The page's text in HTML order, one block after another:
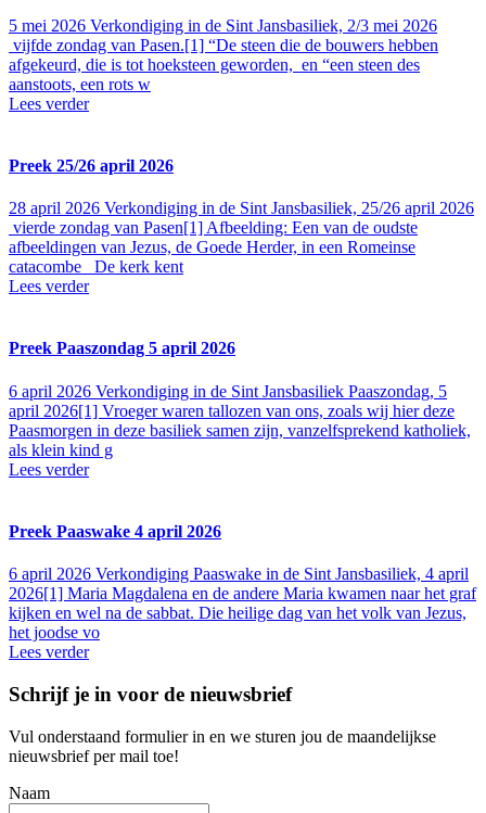
5 mei 2026 Verkondiging in de Sint Jansbasiliek, 2/3 mei 2026
vijfde zondag van Pasen.[1] “De steen die de bouwers hebben
afgekeurd, die is tot hoeksteen geworden, en “een steen des
aanstoots, een rots w
Lees verder
Preek 25/26 april 2026
28 april 2026 Verkondiging in de Sint Jansbasiliek, 25/26 april 2026
vierde zondag van Pasen[1] Afbeelding: Een van de oudste
afbeeldingen van Jezus, de Goede Herder, in een Romeinse
catacombe De kerk kent
Lees verder
Preek Paaszondag 5 april 2026
6 april 2026 Verkondiging in de Sint Jansbasiliek Paaszondag, 5
april 2026[1] Vroeger waren tallozen van ons, zoals wij hier deze
Paasmorgen in deze basiliek samen zijn, vanzelfsprekend katholiek,
als klein kind g
Lees verder
Preek Paaswake 4 april 2026
6 april 2026 Verkondiging Paaswake in de Sint Jansbasiliek, 4 april
2026[1] Maria Magdalena en de andere Maria kwamen naar het graf
kijken en wel na de sabbat. Die heilige dag van het volk van Jezus,
het joodse vo
Lees verder
Schrijf je in voor de nieuwsbrief
Vul onderstaand formulier in en we sturen jou de maandelijkse
nieuwsbrief per mail toe!
Naam